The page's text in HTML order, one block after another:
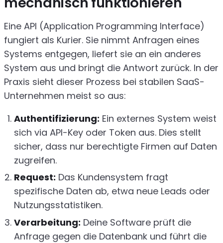
Eine API (Application Programming Interface)
fungiert als Kurier. Sie nimmt Anfragen eines
Systems entgegen, liefert sie an ein anderes
System aus und bringt die Antwort zurück. In der
Praxis sieht dieser Prozess bei stabilen SaaS-
Unternehmen meist so aus:
Authentifizierung: Ein externes System weist
sich via API-Key oder Token aus. Dies stellt
sicher, dass nur berechtigte Firmen auf Daten
zugreifen.
Request: Das Kundensystem fragt
spezifische Daten ab, etwa neue Leads oder
Nutzungsstatistiken.
Verarbeitung: Deine Software prüft die
Anfrage gegen die Datenbank und führt die